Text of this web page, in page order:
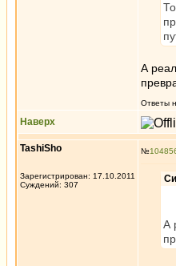
А
Ответы
Наверх
TashiSho
Зарегистрирован: 17.10.2011
Суждений: 307
№
А